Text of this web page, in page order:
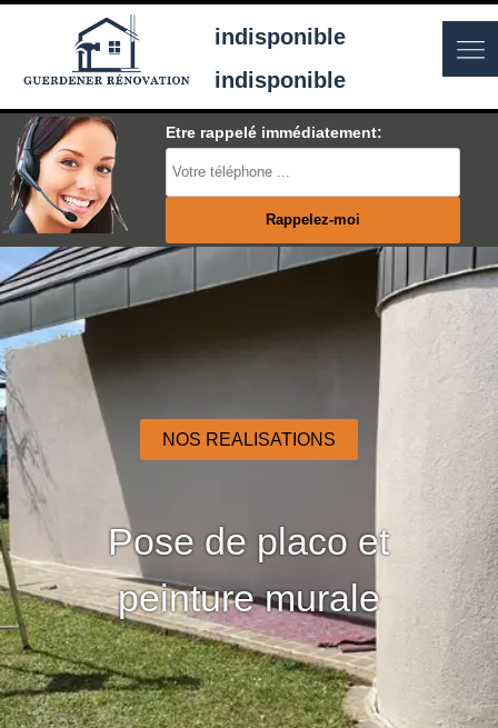
indisponible
indisponible
Etre rappelé immédiatement:
NOS REALISATIONS
Pose de placo et
peinture murale